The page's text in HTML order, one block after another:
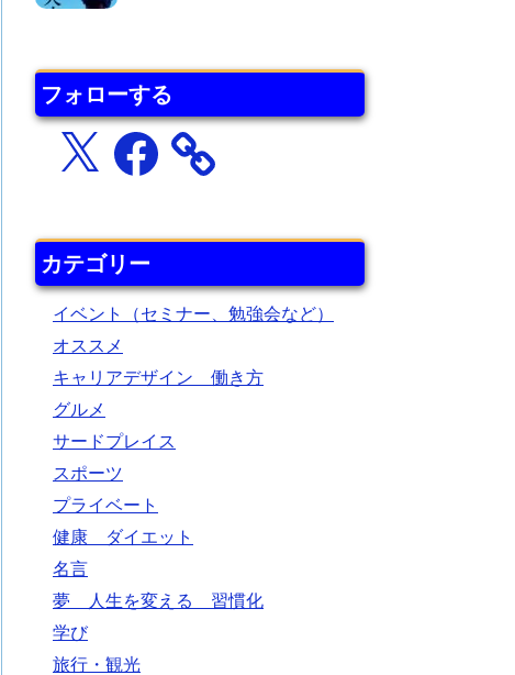
フォローする
X Facebook
カテゴリー
イベント（セミナー、勉強会など）
オススメ
キャリアデザイン 働き方
グルメ
サードプレイス
スポーツ
プライベート
健康 ダイエット
名言
夢 人生を変える 習慣化
学び
旅行・観光